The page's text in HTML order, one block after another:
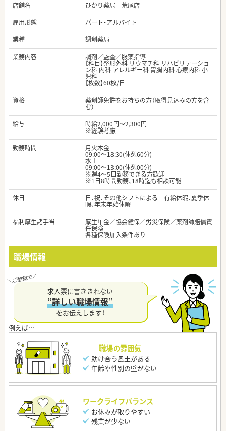
店舗名
ひかり薬局 荒尾店
雇用形態
パート・アルバイト
業種
調剤薬局
業務内容
調剤／監査／服薬指導
【科目】整形外科 リウマチ科 リハビリテーショ
ン科 内科 アレルギー科 胃腸内科 心療内科 小
児科
【枚数】60枚/日
資格
薬剤師免許をお持ちの方（取得見込みの方を含
む）
給与
時給2,000円～2,300円
※経験考慮
勤務時間
月火木金
09:00～18:30(休憩60分)
水土
09:00～13:00(休憩00分)
※週4～5日勤務できる方歓迎
※1日8時間勤務、18時迄も相談可能
休日
日、祝、その他シフトによる 有給休暇、夏季休
暇、年末年始休暇
福利厚生諸手当
厚生年金／協会健保／労災保険／薬剤師賠償責
任保険
各種保険加入条件あり
職場情報
求人票に書ききれない
“詳しい職場情報”
をお伝えします！
職場の雰囲気
助け合う風土がある
年齢や性別の壁がない
ワークライフバランス
お休みが取りやすい
残業が少ない